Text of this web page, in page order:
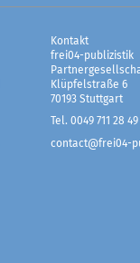
Kontakt
frei04-publizistik
Klüpfelstraße 6
70193 Stuttgart
Tel. 0049 711 28 49
contact@frei04-